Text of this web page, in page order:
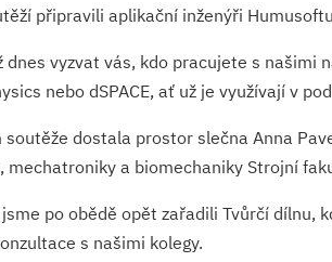
připravili aplikační inženýři
dnes vyzvat vás, kdo pracujete s
nebo dSPACE, ať už je využívají v
soutěže dostala prostor slečna Anna
mechatroniky a biomechaniky Strojní
po obědě opět zařadili Tvůrčí
s našimi kolegy.